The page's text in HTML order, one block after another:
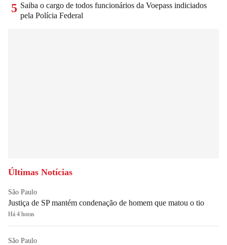
5 Saiba o cargo de todos funcionários da Voepass indiciados
pela Polícia Federal
Últimas Notícias
São Paulo
Justiça de SP mantém condenação de homem que matou o tio
Há 4 horas
São Paulo